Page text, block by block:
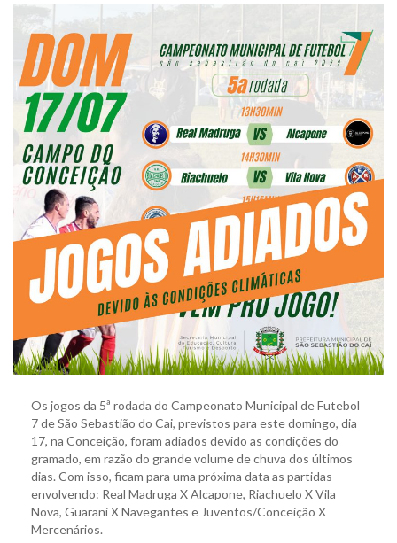
Os jogos da 5ª rodada do Campeonato Municipal de Futebol
7 de São Sebastião do Cai, previstos para este domingo, dia
17, na Conceição, foram adiados devido as condições do
gramado, em razão do grande volume de chuva dos últimos
dias. Com isso, ficam para uma próxima data as partidas
envolvendo: Real Madruga X Alcapone, Riachuelo X Vila
Nova, Guarani X Navegantes e Juventos/Conceição X
Mercenários.